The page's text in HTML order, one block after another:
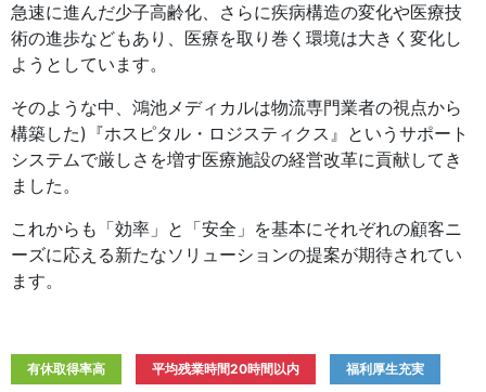
急速に進んだ少子高齢化、さらに疾病構造の変化や医療技
術の進歩などもあり、医療を取り巻く環境は大きく変化し
ようとしています。
そのような中、鴻池メディカルは物流専門業者の視点から
構築した)『ホスピタル・ロジスティクス』というサポート
システムで厳しさを増す医療施設の経営改革に貢献してき
ました。
これからも「効率」と「安全」を基本にそれぞれの顧客ニ
ーズに応える新たなソリューションの提案が期待されてい
ます。
有休取得率高 平均残業時間20時間以内 福利厚生充実